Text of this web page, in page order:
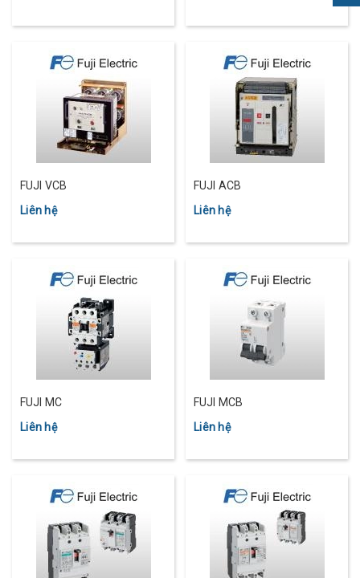
FUJI VCB
Liên hệ
FUJI ACB
Liên hệ
FUJI MC
Liên hệ
FUJI MCB
Liên hệ